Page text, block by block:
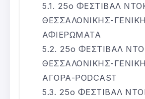
25ο ΦΕΣΤΙΒΑΛ
ΘΕΣΣΑΛΟΝΙΚΗΣ-
ΑΦΙΕΡΩΜΑΤΑ
25ο ΦΕΣΤΙΒΑΛ
ΘΕΣΣΑΛΟΝΙΚΗΣ-
ΑΓΟΡΑ-PODCAST
25ο ΦΕΣΤΙΒΑΛ